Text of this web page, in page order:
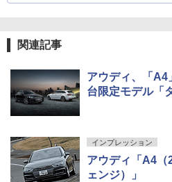
関連記事
アウディ、「A4
台限定モデル「
インプレッション
アウディ「A4（
ェンジ）」